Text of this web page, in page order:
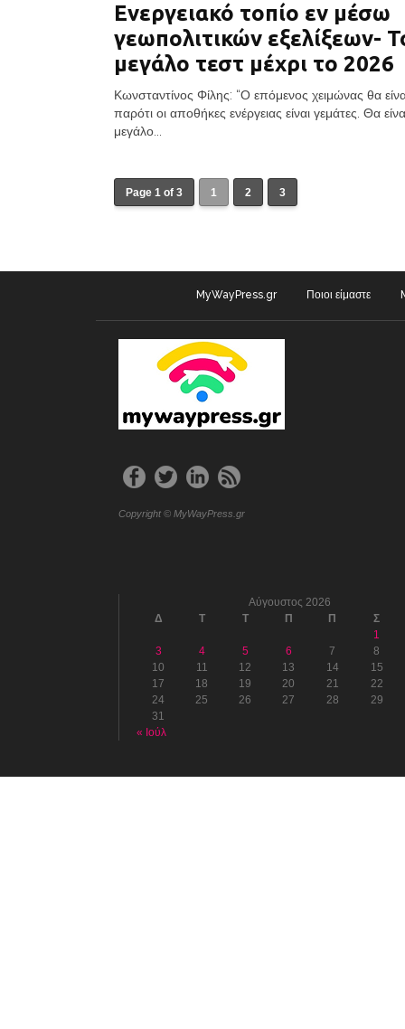
Ενεργειακό τοπίο εν μέσω
γεωπολιτικών εξελίξεων-
μεγάλο τεστ μέχρι το 2026
Κωνσταντίνος Φίλης: “Ο επόμενος χειμώνας θα
παρότι οι αποθήκες ενέργειας είναι γεμάτες. Θα
μεγάλο...
Page 1 of 3 1 2 3
MyWayPress.gr Ποιοι είμαστε
Copyright © MyWayPress.gr
Αύγουστος 2026
Δ
Τ Τ Π Π
Σ
1
3
4 5 6 7
8
10
11 12 13 14
15
17
18 19 20 21
22
24
25 26 27 28
29
31
« Ιούλ